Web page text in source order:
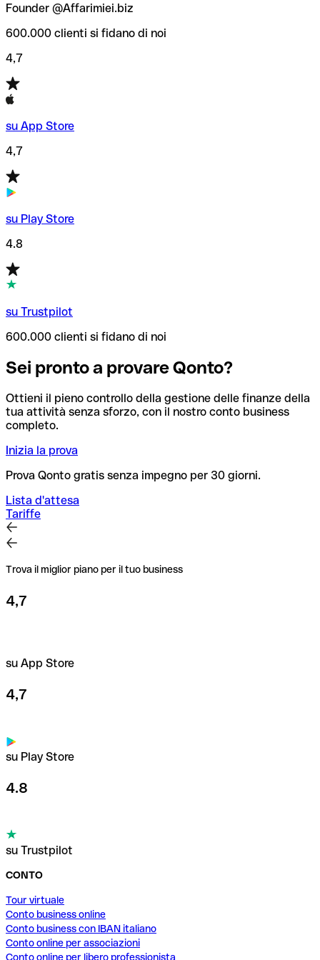
Founder @Affarimiei.biz
600.000 clienti si fidano di noi
4,7
su App Store
4,7
su Play Store
4.8
su Trustpilot
600.000 clienti si fidano di noi
Sei pronto a provare Qonto?
Ottieni il pieno controllo della gestione delle finanze della
tua attività senza sforzo, con il nostro conto business
completo.
Inizia la prova
Prova Qonto gratis senza impegno per 30 giorni.
Lista d'attesa
Tariffe
Trova il miglior piano per il tuo business
4,7
su App Store
4,7
su Play Store
4.8
su Trustpilot
CONTO
Tour virtuale
Conto business online
Conto business con IBAN italiano
Conto online per associazioni
Conto online per libero professionista